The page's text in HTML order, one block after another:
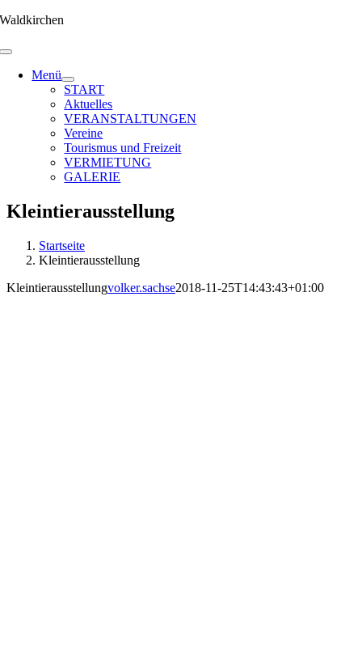
Zum
springen
Waldkirchen
Menü
START
Aktuelles
VERANSTALTUNGEN
Vereine
Tourismus und Freizeit
VERMIETUNG
GALERIE
Kleintierausstellung
Startseite
Kleintierausstellung
Kleintierausstellungvolker.sachse2018-11-25T14:43:43+01:00